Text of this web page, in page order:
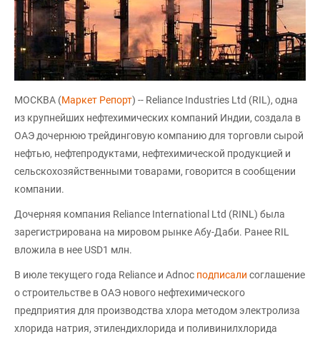
МОСКВА (Маркет Репорт) -- Reliance Industries Ltd (RIL), одна
из крупнейших нефтехимических компаний Индии, создала в
ОАЭ дочернюю трейдинговую компанию для торговли сырой
нефтью, нефтепродуктами, нефтехимической продукцией и
сельскохозяйственными товарами, говорится в сообщении
компании.
Дочерняя компания Reliance International Ltd (RINL) была
зарегистрирована на мировом рынке Абу-Даби. Ранее RIL
вложила в нее USD1 млн.
В июле текущего года Reliance и Adnoc подписали соглашение
о строительстве в ОАЭ нового нефтехимического
предприятия для производства хлора методом электролиза
хлорида натрия, этилендихлорида и поливинилхлорида